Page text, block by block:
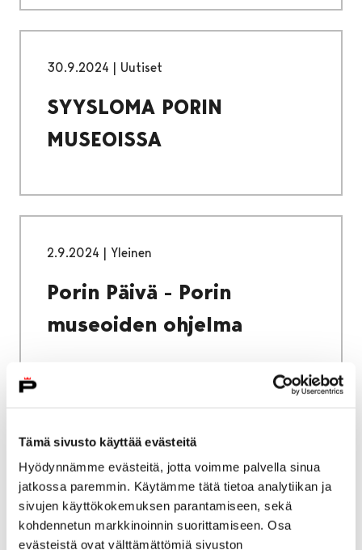
Tämä sivusto käyttää evästeitä
Hyödynnämme evästeitä, jotta voimme palvella sinua
jatkossa paremmin. Käytämme tätä tietoa analytiikan ja
sivujen käyttökokemuksen parantamiseen, sekä
kohdennetun markkinoinnin suorittamiseen. Osa
evästeistä ovat välttämättömiä sivuston
30.9.2024 | Uutiset
SYYSLOMA PORIN
MUSEOISSA
2.9.2024 | Yleinen
Porin Päivä - Porin
museoiden ohjelma
30.5.2024| Yleinen
Uusia kulttuurireittejä
Porin keskustaan